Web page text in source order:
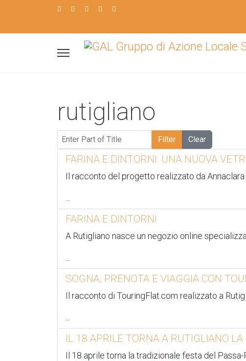
rutigliano
Enter Part of Title Filter Clear
FARINA E DINTORNI: UNA NUOVA
Il racconto del progetto realizzato da
FARINA E DINTORNI
A Rutigliano nasce un negozio online
SOGNA, PRENOTA E VIAGGIA CON
Il racconto di TouringFlat.com realizzato a
IL 18 APRILE TORNA A RUTIGLIANO
Il 18 aprile torna la tradizionale festa del